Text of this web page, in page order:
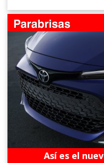
Así es el